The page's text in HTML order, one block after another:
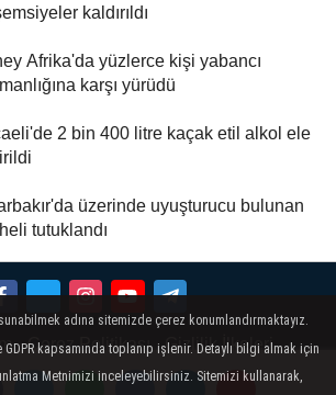
kaldırıldı
Afrika'da yüzlerce kişi yabancı
karşı yürüdü
2 bin 400 litre kaçak etil alkol ele
üzerinde uyuşturucu bulunan
tutuklandı
Çerez Politikası Gizlilik İlkeleri
adına sitemizde çerez konumlandırmaktayız.
kapsamında toplanıp işlenir. Detaylı bilgi almak için
Metnimizi inceleyebilirsiniz. Sitemizi kullanarak,